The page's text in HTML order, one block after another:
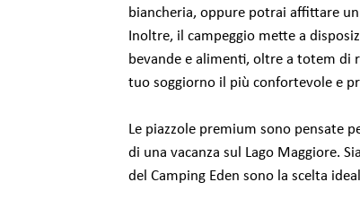
biancheria, oppure potrai affittare
Inoltre, il campeggio mette a
bevande e alimenti, oltre a totem di
tuo soggiorno il più confortevole e
Le piazzole premium sono pensate
di una vacanza sul Lago Maggiore.
del Camping Eden sono la scelta